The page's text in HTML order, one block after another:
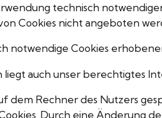
technisch
Cookies nicht angeboten
notwendige Cookies
liegt auch unser berechtigtes
dem Rechner des Nutzers
Durch eine Änderung